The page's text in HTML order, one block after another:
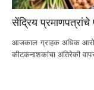
सेंद्रिय प्रमाणपत्रांचे
आजकाल ग्राहक अधिक
कीटकनाशकांचा अतिरेकी